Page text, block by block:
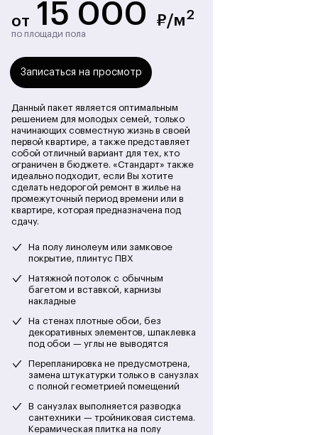
от 15 000 ₽/м2
В санузлах выполняется разводка
сантехники — тройниковая система.
Керамическая плитка на полу
Перепланировка не предусмотрена,
замена штукатурки только в санузлах
с полной геометрией помещений
На стенах плотные обои, без
декоративных элементов, шпаклевка
под обои — углы не выводятся
Натяжной потолок с обычным
багетом и вставкой, карнизы
накладные
Данный пакет является оптимальным
решением для молодых семей, только
начинающих совместную жизнь в своей
первой квартире, а также представляет
собой отличный вариант для тех, кто
ограничен в бюджете. «Стандарт» также
идеально подходит, если Вы хотите
сделать недорогой ремонт в жилье на
промежуточный период времени или в
квартире, которая предназначена под
сдачу.
На полу линолеум или замковое
покрытие, плинтус ПВХ
по площади пола
Записаться на просмотр